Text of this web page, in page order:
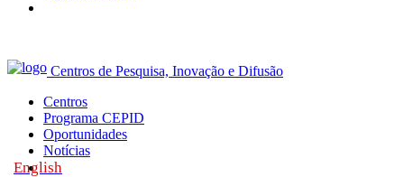
Centros de Pesquisa, Inovação e Difusão
Centros
Programa CEPID
Oportunidades
Notícias
English